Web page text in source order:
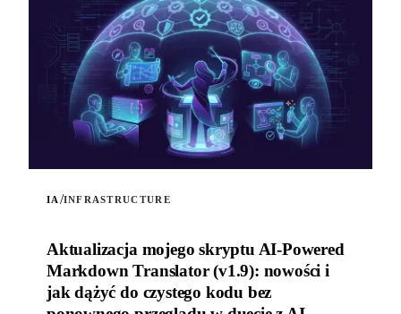
IA /INFRASTRUCTURE
Aktualizacja mojego skryptu AI-Powered
Markdown Translator (v1.9): nowości i
jak dążyć do czystego kodu bez